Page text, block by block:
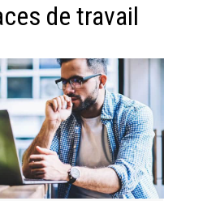
de travail